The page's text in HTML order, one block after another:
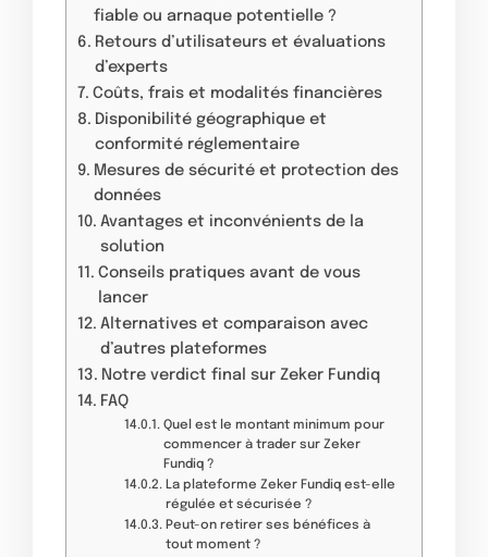
fiable ou arnaque potentielle ?
Retours d’utilisateurs et évaluations
d’experts
Coûts, frais et modalités financières
Disponibilité géographique et
conformité réglementaire
Mesures de sécurité et protection des
données
Avantages et inconvénients de la
solution
Conseils pratiques avant de vous
lancer
Alternatives et comparaison avec
d’autres plateformes
Notre verdict final sur Zeker Fundiq
FAQ
Quel est le montant minimum pour
commencer à trader sur Zeker
Fundiq ?
La plateforme Zeker Fundiq est-elle
régulée et sécurisée ?
Peut-on retirer ses bénéfices à
tout moment ?